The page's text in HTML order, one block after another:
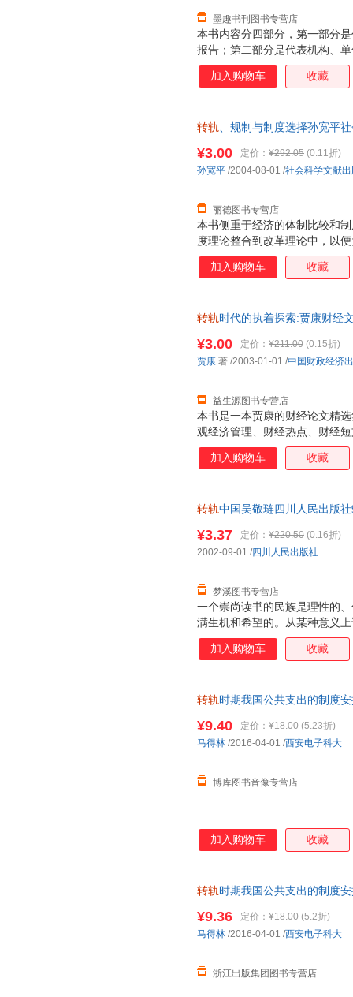
本书内容分四部分，第一部分
报告；第二部分是代表机构、
文稿；第四部分是知识介绍性
墨趣书刊图书专营店
加入购物车 收藏
转轨、规制与制度选择孙宽平
本书侧重于经济的体制比较和
度理论整合到改革理论中，以
出现的问题和解决问题的政策
度分析，以求对制度分析和体
¥3.00 定价： ¥292.05 (0.11折)
丽德图书专营店
孙宽平 /2004-08-01 /社会科学文献
加入购物车 收藏
转轨时代的执着探索:贾康财经
本书是一本贾康的财经论文精
观经济管理、财经热点、财经
¥3.00 定价： ¥211.00 (0.15折)
益生源图书专营店
贾康 著 /2003-01-01 /中国财政经济
加入购物车 收藏
转轨中国吴敬琏四川人民出版
一个崇尚读书的民族是理性的
满生机和希望的。从某种意义
明，正是靠着书才是以传承、
¥3.37 定价： ¥220.50 (0.16折)
梦溪图书专营店
2002-09-01 /四川人民出版社
加入购物车 收藏
转轨时期我国公共支出的制度
¥9.40 定价： ¥18.00 (5.23折)
博库图书音像专营店
马得林 /2016-04-01 /西安电子科大
加入购物车 收藏
转轨时期我国公共支出的制度
¥9.36 定价： ¥18.00 (5.2折)
浙江出版集团图书专营店
马得林 /2016-04-01 /西安电子科大